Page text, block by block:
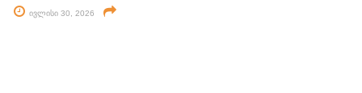
ივლისი 30, 2026